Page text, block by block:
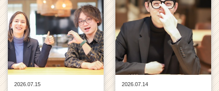
2026.07.15
2026.07.14